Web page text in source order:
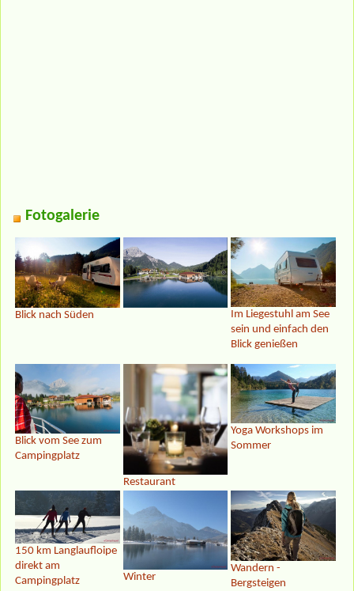
Fotogalerie
Blick nach Süden
Im Liegestuhl am See
sein und einfach den
Blick genießen
Blick vom See zum
Campingplatz
Restaurant
Yoga Workshops im
Sommer
150 km Langlaufloipe
direkt am
Campingplatz
Winter
Wandern -
Bergsteigen